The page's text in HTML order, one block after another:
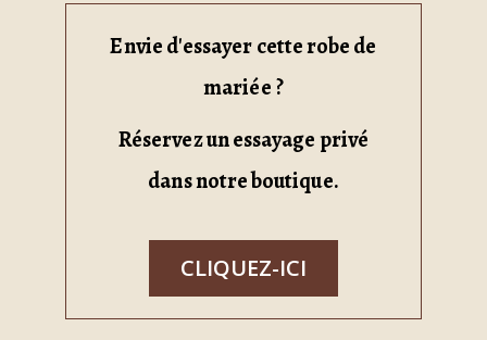
Envie d'essayer cette robe de
mariée ?
Réservez un essayage privé
dans notre boutique.
CLIQUEZ-ICI